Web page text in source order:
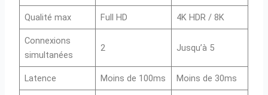
Qualité max Full HD 4K HDR / 8K
Connexions
simultanées
2 Jusqu’à 5
Latence Moins de 100ms Moins de 30ms